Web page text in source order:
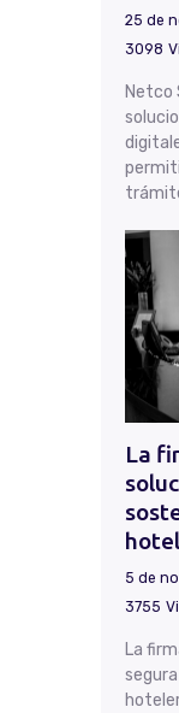
25 de
3098
Netco
La
5 de
3755
La